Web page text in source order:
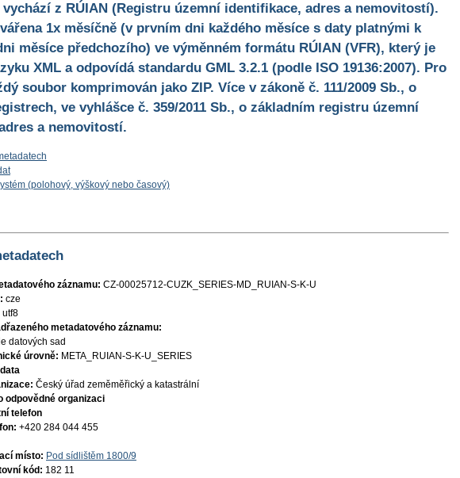
vychází z RÚIAN (Registru územní identifikace, adres a nemovitostí).
1x měsíčně (v prvním dni každého měsíce s daty platnými k
měsíce předchozího) ve výměnném formátu RÚIAN (VFR), který je
XML a odpovídá standardu GML 3.2.1 (podle ISO 19136:2007). Pro
soubor komprimován jako ZIP. Více v zákoně č. 111/2009 Sb., o
ve vyhlášce č. 359/2011 Sb., o základním registru územní
a nemovitostí.
(polohový, výškový nebo časový)
záznamu: CZ-00025712-CUZK_SERIES-MD_RUIAN-S-K-U
cze
utf8
metadatového záznamu:
datových sad
úrovně: META_RUIAN-S-K-U_SERIES
Český úřad zeměměřický a katastrální
odpovědné organizaci
telefon
+420 284 044 455
místo: Pod sídlištěm 1800/9
kód: 182 11